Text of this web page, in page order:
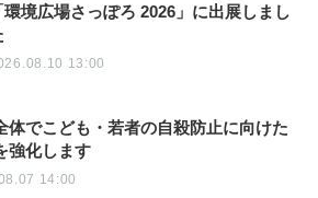
環境広場さっぽろ 2026」に出展しまし
13:00
体でこども・若者の自殺防止に向けた
強化します
14:00